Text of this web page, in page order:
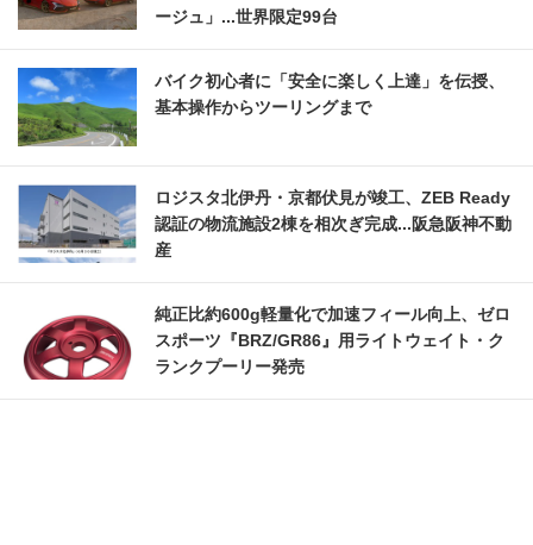
ージュ」...世界限定99台
バイク初心者に「安全に楽しく上達」を伝授、
基本操作からツーリングまで
ロジスタ北伊丹・京都伏見が竣工、ZEB Ready
認証の物流施設2棟を相次ぎ完成...阪急阪神不動
産
純正比約600g軽量化で加速フィール向上、ゼロ
スポーツ『BRZ/GR86』用ライトウェイト・ク
ランクプーリー発売